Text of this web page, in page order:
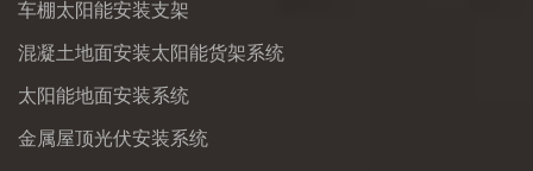
车棚太阳能安装支架
混凝土地面安装太阳能货架系统
太阳能地面安装系统
金属屋顶光伏安装系统